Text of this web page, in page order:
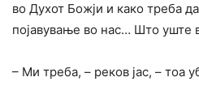
во Духот Божји и како треба
појавување во нас… Што уште
– Ми треба, – реков јас, – тоа